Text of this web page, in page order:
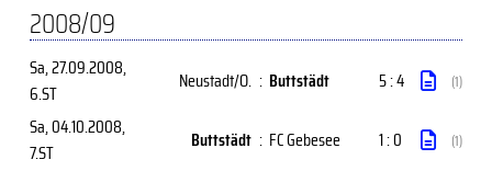
2008/09
Sa, 27.09.2008,
6.ST
Neustadt/O. : Buttstädt 5 : 4 (1)
Sa, 04.10.2008,
7.ST
Buttstädt : FC Gebesee 1 : 0 (1)